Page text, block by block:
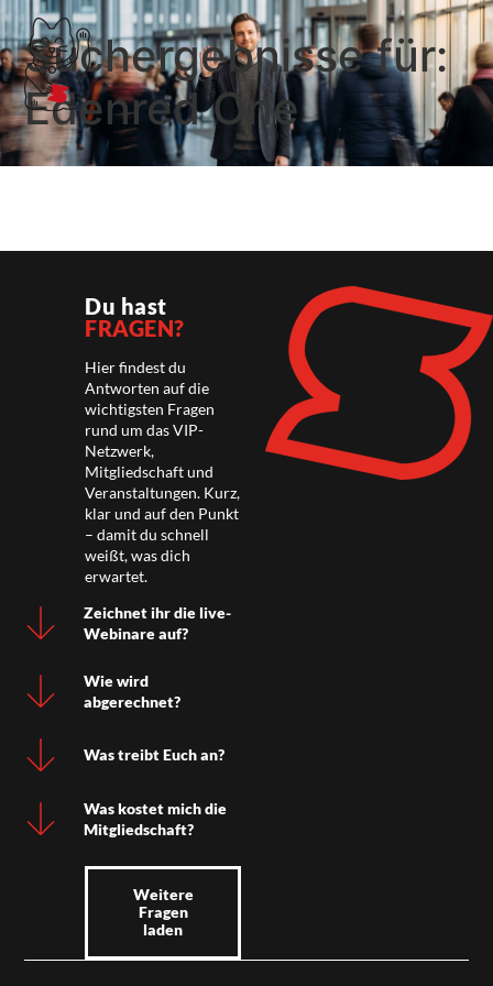
Suchergebnisse für:
Edenred One
Du hast
FRAGEN?
Hier findest du
Antworten auf die
wichtigsten Fragen
rund um das VIP-
Netzwerk,
Mitgliedschaft und
Veranstaltungen. Kurz,
klar und auf den Punkt
– damit du schnell
weißt, was dich
erwartet.
Zeichnet ihr die live-
Webinare auf?
Wie wird
abgerechnet?
Was treibt Euch an?
Was kostet mich die
Mitgliedschaft?
Weitere
Fragen
laden